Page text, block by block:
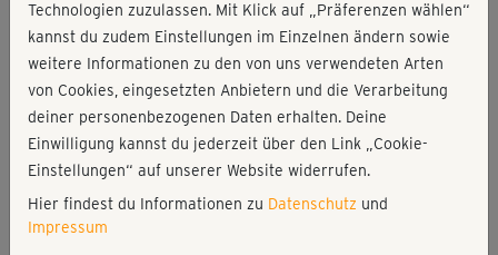
Workout-Facts
leicht
1 Min
Christiane Reiter
Technologien zuzulassen. Mit Klick auf „Präferenzen wählen“
kannst du zudem Einstellungen im Einzelnen ändern sowie
weitere Informationen zu den von uns verwendeten Arten
von Cookies, eingesetzten Anbietern und die Verarbeitung
deiner personenbezogenen Daten erhalten. Deine
Einwilligung kannst du jederzeit über den Link „Cookie-
Einstellungen“ auf unserer Website widerrufen.
Hier findest du Informationen zu Datenschutz und
Impressum